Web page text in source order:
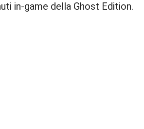
in-game della Ghost Edition.